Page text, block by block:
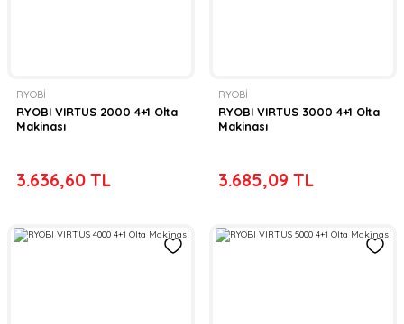
RYOBİ
RYOBI VIRTUS 2000 4+1 Olta
Makinası
3.636,60 TL
RYOBİ
RYOBI VIRTUS 3000 4+1 Olta
Makinası
3.685,09 TL